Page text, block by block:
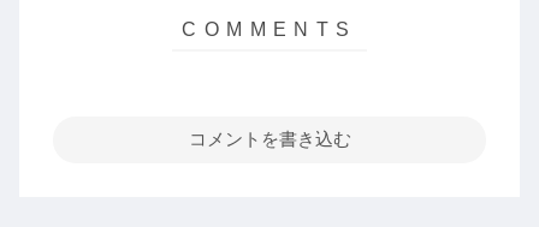
コメントを書き込む